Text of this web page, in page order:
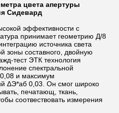
цвета апертуры
Сидевард
эффективности с
принимает геометрию Д/8
источника света
зоны составного, двойную
тест ЭТК технология
спектральной
0,08 и максимум
ΔЭ*аб 0,03. Он смог широко
печатающ, ткань,
соотвествовать измерения